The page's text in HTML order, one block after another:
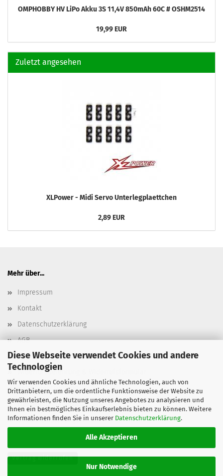
Diese Webseite verwendet Cookies und andere
Technologien
Wir verwenden Cookies und ähnliche Technologien, auch von
Drittanbietern, um die ordentliche Funktionsweise der Website zu
gewährleisten, die Nutzung unseres Angebotes zu analysieren und
Ihnen ein bestmögliches Einkaufserlebnis bieten zu können. Weitere
Informationen finden Sie in unserer Datenschutzerklärung.
Alle Akzeptieren
Nur Notwendige
OMPHOBBY HV LiPo Akku 3S 11,4V 850mAh 60C # OSHM2514
19,99 EUR
Zuletzt angesehen
XLPower - Midi Servo Unterlegplaettchen
2,89 EUR
Mehr über...
Impressum
Kontakt
Datenschutzerklärung
AGB
Versand- & Zahlungsbedingungen, Versandkosten
Widerrufsbelehrung & Widerrufsformular
Batterieentsorgung
Elektroaltgeräteentsorgung
Cookie Einstellungen
Vertrag widerrufen